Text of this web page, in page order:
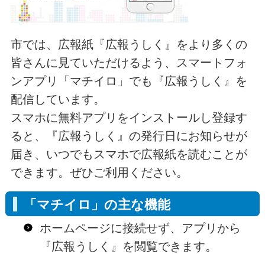
市では、広報紙『広報うしく』をより多くの
皆さんに見ていただけるよう、スマートフォ
ンアプリ「マチイロ」でも『広報うしく』を
配信しています。
スマホに無料アプリをインストールし登録す
ると、『広報うしく』の発行日にお知らせが
届き、いつでもスマホで広報紙を読むことが
できます。ぜひご利用ください。
「マチイロ」の主な機能
ホームページに接続せず、アプリから
『広報うしく』を閲覧できます。